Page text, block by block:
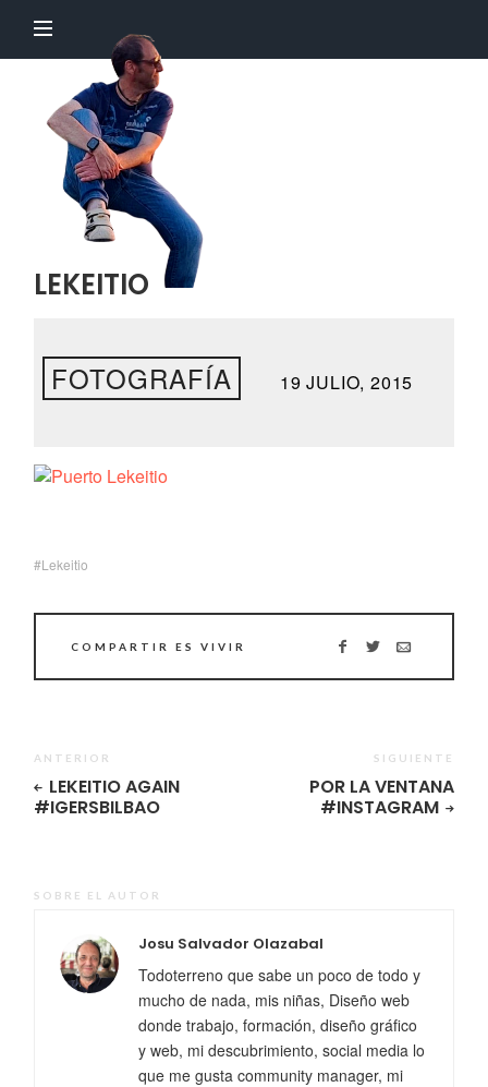
Profesor
LEKEITIO
FOTOGRAFÍA 19 JULIO, 2015
Lekeitio
COMPARTIR ES VIVIR
ANTERIOR
LEKEITIO AGAIN
#IGERSBILBAO
SIGUIENTE
POR LA VENTANA
#INSTAGRAM
SOBRE EL AUTOR
Josu Salvador Olazabal
Todoterreno que sabe un poco de todo y
mucho de nada, mis niñas, Diseño web
donde trabajo, formación, diseño gráfico
y web, mi descubrimiento, social media lo
que me gusta community manager, mi